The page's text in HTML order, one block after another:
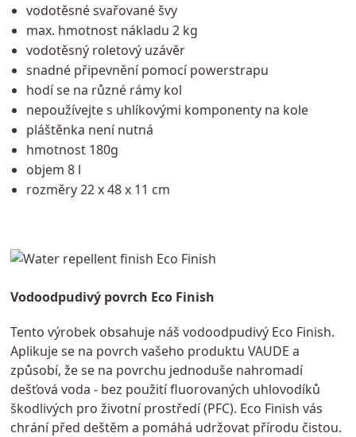
vodotěsné svařované švy
max. hmotnost nákladu 2 kg
vodotěsný roletový uzávěr
snadné připevnění pomocí powerstrapu
hodí se na různé rámy kol
nepoužívejte s uhlíkovými komponenty na kole
pláštěnka není nutná
hmotnost 180g
objem 8 l
rozměry 22 x 48 x 11 cm
Vodoodpudivý povrch Eco Finish
Tento výrobek obsahuje náš vodoodpudivý Eco Finish.
Aplikuje se na povrch vašeho produktu VAUDE a
způsobí, že se na povrchu jednoduše nahromadí
dešťová voda - bez použití fluorovaných uhlovodíků
škodlivých pro životní prostředí (PFC). Eco Finish vás
chrání před deštěm a pomáhá udržovat přírodu čistou.